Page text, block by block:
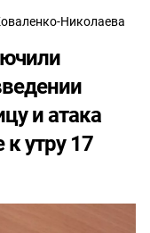
Николаева
и атака
утру 17